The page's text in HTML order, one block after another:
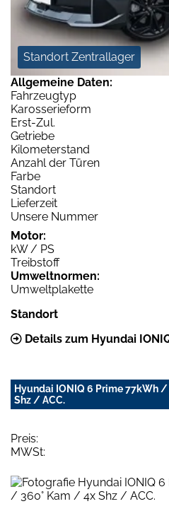
Standort Zentrallager
Allgemeine Daten:
Fahrzeugtyp
Karosserieform
Erst-Zul.
Getriebe
Kilometerstand
Anzahl der Türen
Farbe
Standort
Lieferzeit
Unsere Nummer
Motor:
kW / PS
Treibstoff
Umweltnormen:
Umweltplakette
Standort
Details zum Hyundai
Hyundai IONIQ 6 Prime 77kWh
Shz / ACC.
Preis:
MWSt: